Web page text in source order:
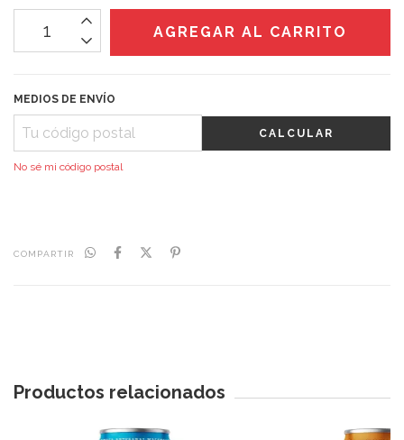
MEDIOS DE ENVÍO
CALCULAR
No sé mi código postal
COMPARTIR
Productos relacionados